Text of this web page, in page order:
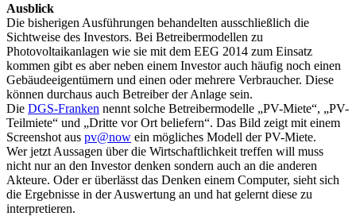
Ausblick
Die bisherigen Ausführungen behandelten ausschließlich die
Sichtweise des Investors. Bei Betreibermodellen zu
Photovoltaikanlagen wie sie mit dem EEG 2014 zum Einsatz
kommen gibt es aber neben einem Investor auch häufig noch einen
Gebäudeeigentümern und einen oder mehrere Verbraucher. Diese
können durchaus auch Betreiber der Anlage sein.
Die DGS-Franken nennt solche Betreibermodelle „PV-Miete“, „PV-
Teilmiete“ und „Dritte vor Ort beliefern“. Das Bild zeigt mit einem
Screenshot aus pv@now ein mögliches Modell der PV-Miete.
Wer jetzt Aussagen über die Wirtschaftlichkeit treffen will muss
nicht nur an den Investor denken sondern auch an die anderen
Akteure. Oder er überlässt das Denken einem Computer, sieht sich
die Ergebnisse in der Auswertung an und hat gelernt diese zu
interpretieren.